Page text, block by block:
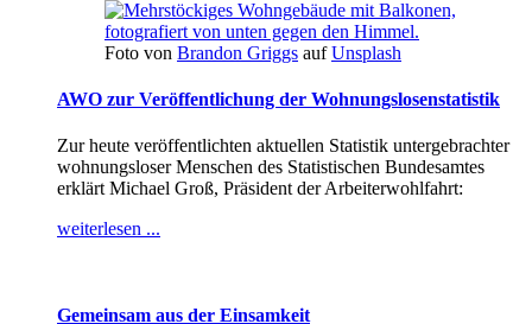
Foto von Brandon Griggs aufUnsplash
AWO zur Veröffentlichung der Wohnungslosenstatistik
Zur heute veröffentlichten aktuellen Statistik untergebrachter
wohnungsloser Menschen des Statistischen Bundesamtes
erklärt Michael Groß, Präsident der Arbeiterwohlfahrt:
weiterlesen ...
Gemeinsam aus der Einsamkeit